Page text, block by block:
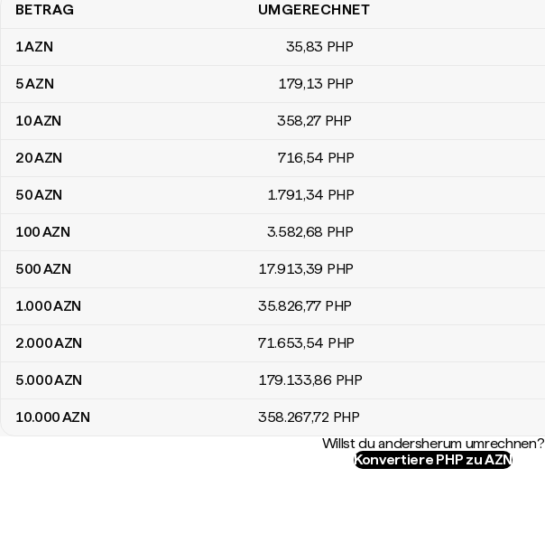
Umrechnungstabelle Aserbaidschan-Manat zu Philippinische Pesos
BETRAG UMGERECHNET
1AZN 35,83 PHP
5AZN 179,13 PHP
10AZN 358,27 PHP
20AZN 716,54 PHP
50AZN 1.791,34 PHP
100AZN 3.582,68 PHP
500AZN 17.913,39 PHP
1.000AZN 35.826,77 PHP
2.000AZN 71.653,54 PHP
5.000AZN 179.133,86 PHP
10.000AZN 358.267,72 PHP
Willst du andersherum umrechnen?
Konvertiere PHP zu AZN